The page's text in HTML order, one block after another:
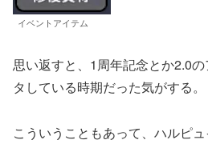
イベントアイテム
思い返すと、1周年記念とか2.0
タしている時期だった気がする。
こういうこともあって、ハルピ